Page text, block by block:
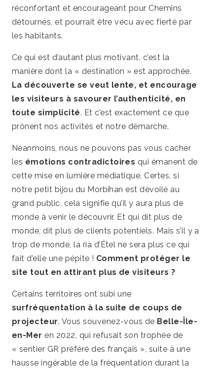
réconfortant et encourageant pour Chemins
détournés, et pourrait être vécu avec fierté par
les habitants.
Ce qui est d’autant plus motivant, c’est la
manière dont la « destination » est approchée.
La découverte se veut lente, et encourage
les visiteurs à savourer l’authenticité, en
toute simplicité. Et c’est exactement ce que
prônent nos activités et notre démarche.
Néanmoins, nous ne pouvons pas vous cacher
les émotions contradictoires qui émanent de
cette mise en lumière médiatique. Certes, si
notre petit bijou du Morbihan est dévoilé au
grand public, cela signifie qu’il y aura plus de
monde à venir le découvrir. Et qui dit plus de
monde, dit plus de clients potentiels. Mais s’il y a
trop de monde, la ria d’Étel ne sera plus ce qui
fait d’elle une pépite ! Comment protéger le
site tout en attirant plus de visiteurs ?
Certains territoires ont subi une
surfréquentation à la suite de coups de
projecteur. Vous souvenez-vous de Belle-Île-
en-Mer en 2022, qui refusait son trophée de
« sentier GR préféré des français », suite à une
hausse ingérable de la fréquentation durant la